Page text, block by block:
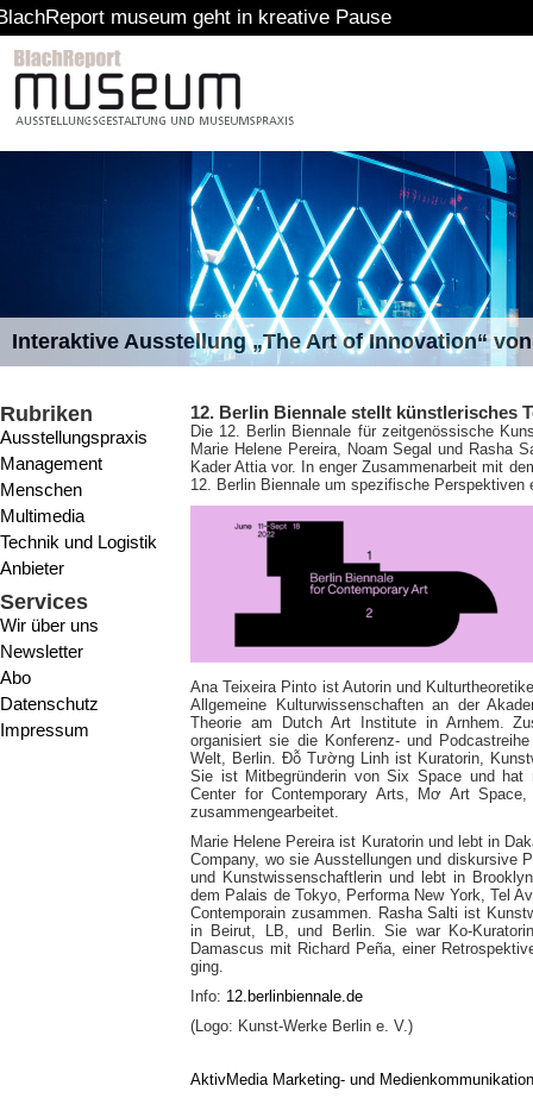
museum geht in kreative Pause
Interaktive Ausstellung „The Art of Innovation“
Rubriken
Ausstellungspraxis
Management
Menschen
Multimedia
Technik und Logistik
Anbieter
Services
Wir über uns
Newsletter
Abo
Datenschutz
Impressum
12. Berlin Biennale stellt künstlerisches
Die 12. Berlin Biennale für zeitgenössische
Marie Helene Pereira, Noam Segal und Rasha
Kader Attia vor. In enger Zusammenarbeit mit
12. Berlin Biennale um spezifische Perspektiven
Ana Teixeira Pinto ist Autorin und
Allgemeine Kulturwissenschaften an der
Theorie am Dutch Art Institute in Arnhem.
organisiert sie die Konferenz- und
Welt, Berlin. Đỗ Tường Linh ist Kuratorin,
Sie ist Mitbegründerin von Six Space und
Center for Contemporary Arts, Mơ Art
zusammengearbeitet.
Marie Helene Pereira ist Kuratorin und lebt in
Company, wo sie Ausstellungen und diskursive
und Kunstwissenschaftlerin und lebt in
dem Palais de Tokyo, Performa New York, Tel
Contemporain zusammen. Rasha Salti ist
in Beirut, LB, und Berlin. Sie war Ko-
Damascus mit Richard Peña, einer
ging.
Info: 12.berlinbiennale.de
(Logo: Kunst-Werke Berlin e. V.)
AktivMedia Marketing- und